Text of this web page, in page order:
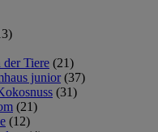
der Tiere (21)
junior (37)
(31)
(21)
(12)